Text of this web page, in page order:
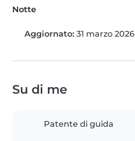
Notte
Aggiornato: 31 marzo 2026
Su di me
Patente di guida